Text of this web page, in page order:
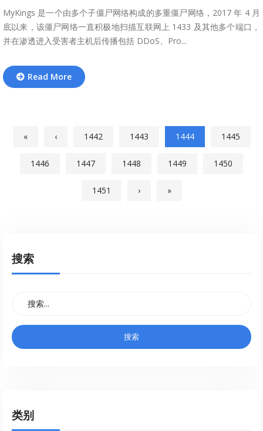
MyKings 是一个由多个子僵尸网络构成的多重僵尸网络，2017 年 4 月
底以来，该僵尸网络一直积极地扫描互联网上 1433 及其他多个端口，
并在渗透进入受害者主机后传播包括 DDoS、Pro...
Read More
« ‹ 1442 1443 1444 1445
1446 1447 1448 1449 1450
1451 › »
搜索
类别